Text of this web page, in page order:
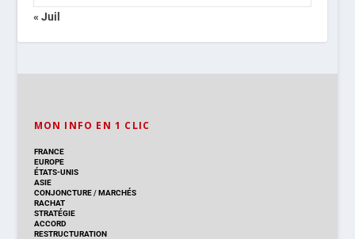
« Juil
MON INFO EN 1 CLIC
FRANCE
EUROPE
ÉTATS-UNIS
ASIE
CONJONCTURE/MARCHÉS
RACHAT
STRATÉGIE
ACCORD
RESTRUCTURATION